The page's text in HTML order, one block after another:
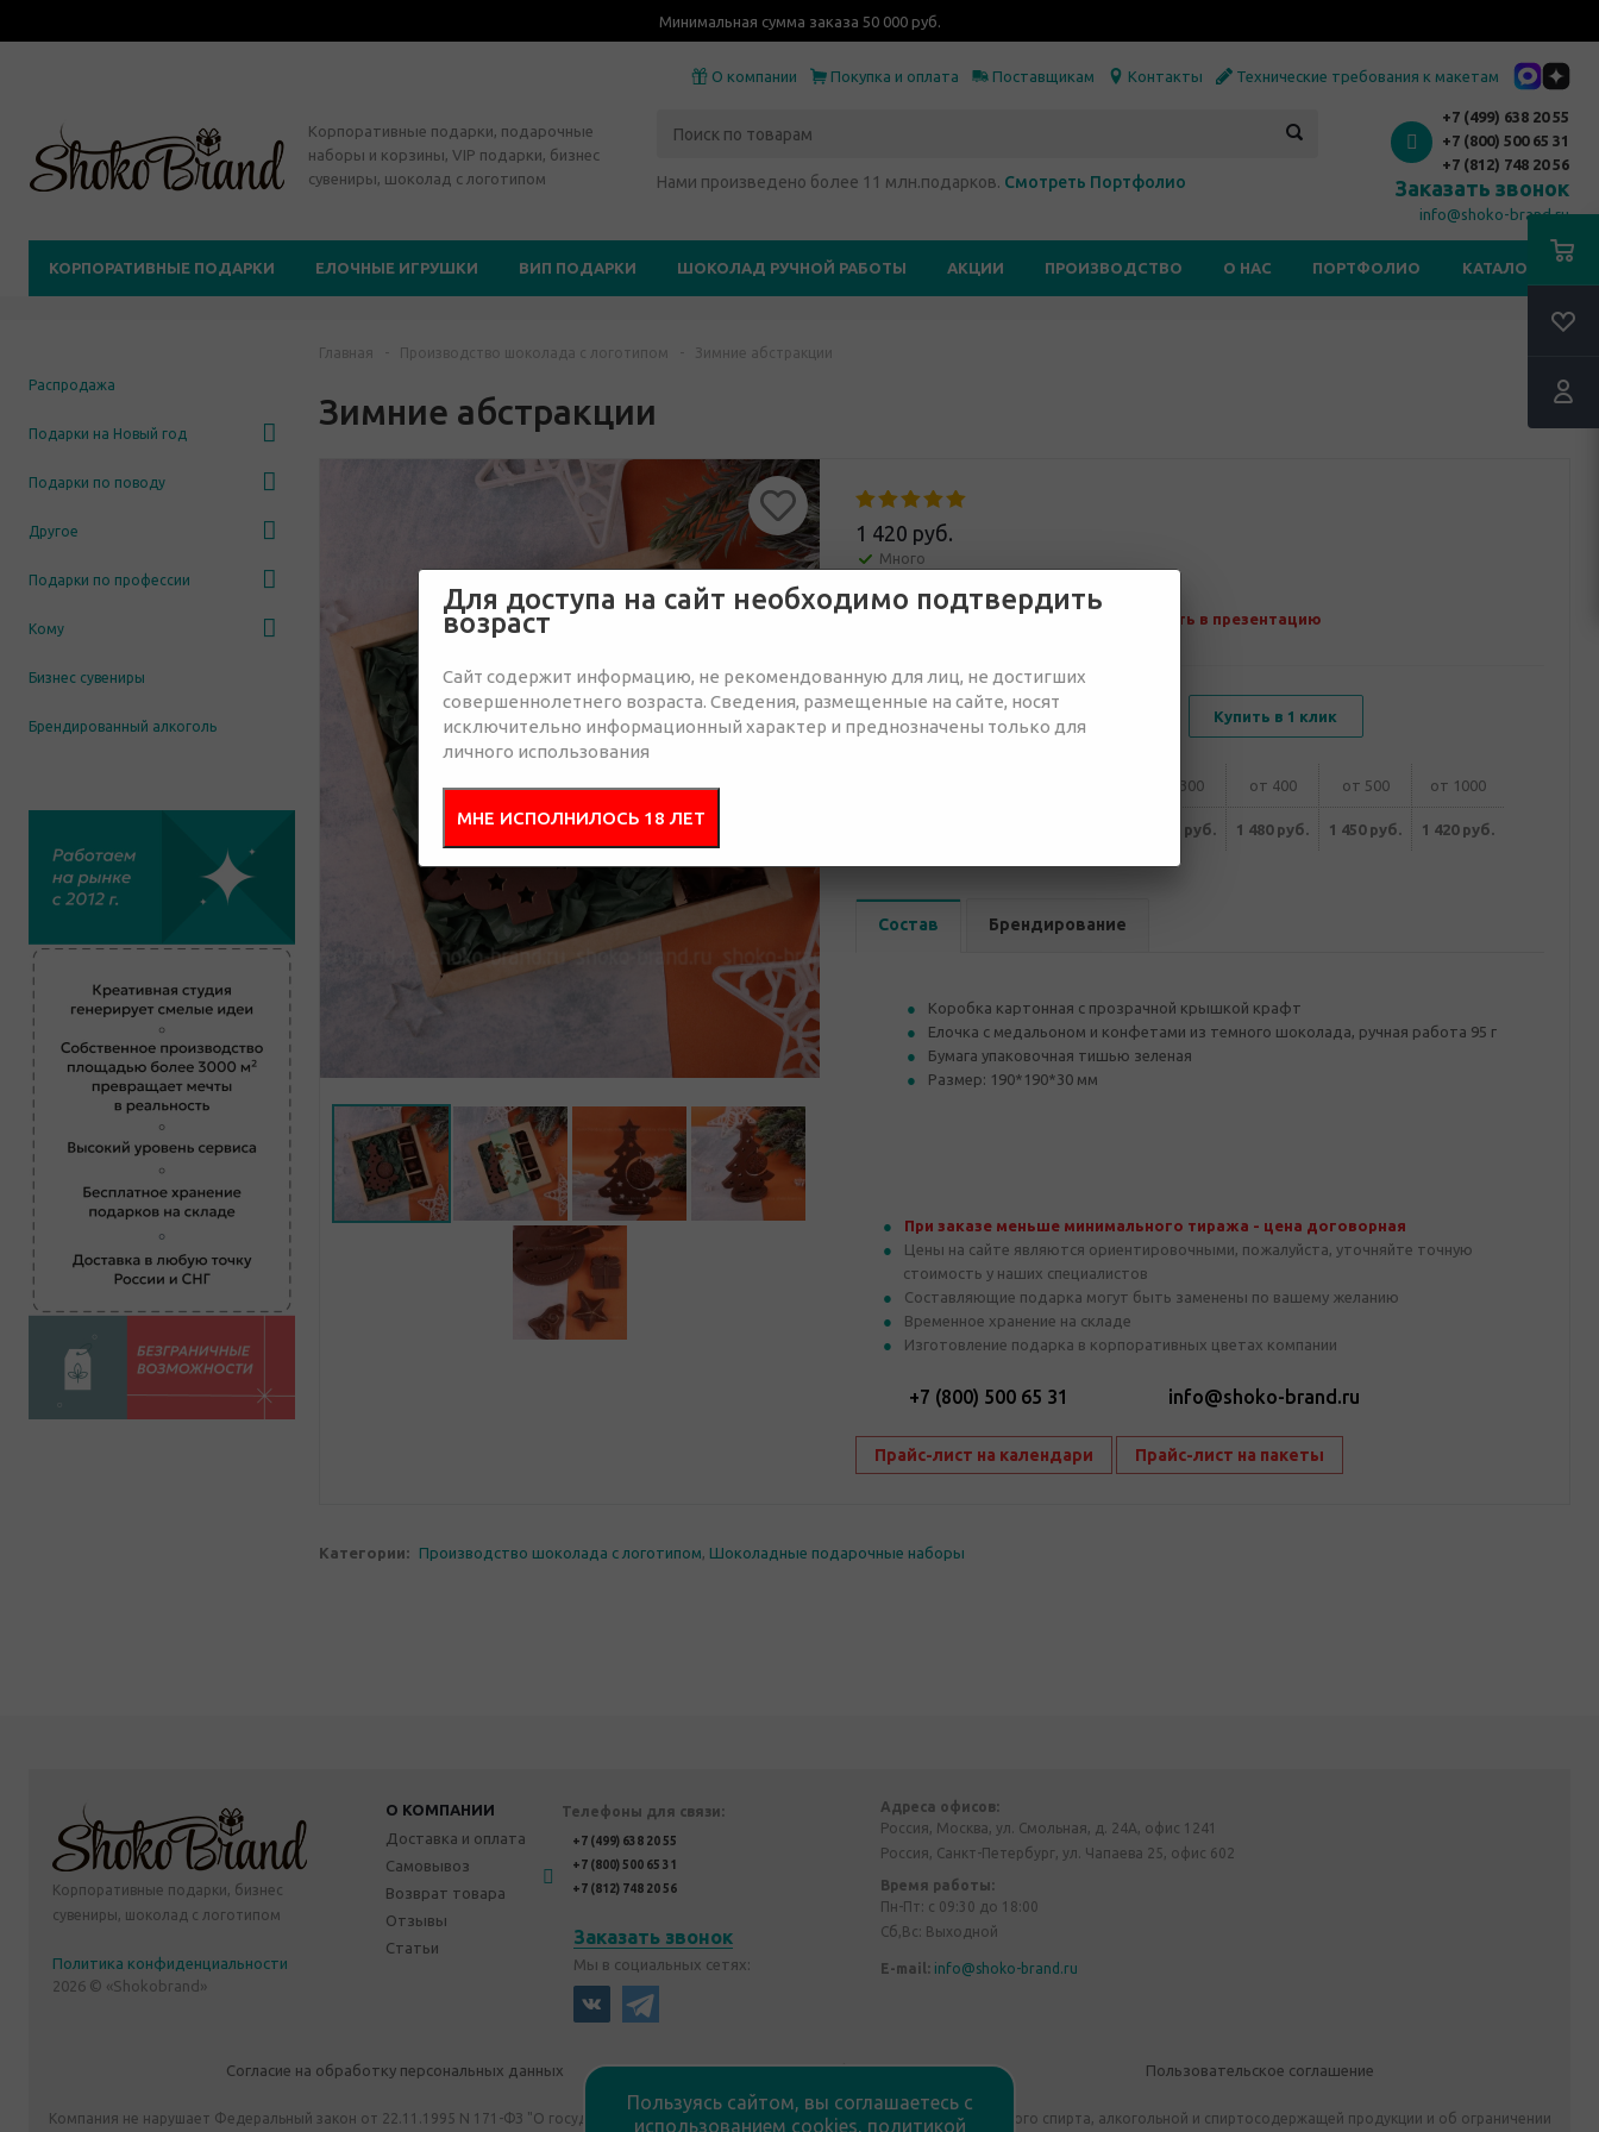
Минимальная сумма заказа 50 000 руб.
О компании Покупка и оплата Поставщикам Контакты Технические требования к макетам
Корпоративные подарки, подарочные
наборы и корзины, VIP подарки, бизнес
сувениры, шоколад с логотипом
Нами произведено более 11 млн.подарков. Смотреть Портфолио
+7 (499) 638 20 55
+7 (800) 500 65 31
+7 (812) 748 20 56
Заказать звонок
info@shoko-brand.ru
КОРПОРАТИВНЫЕ ПОДАРКИ ЕЛОЧНЫЕ ИГРУШКИ ВИП ПОДАРКИ ШОКОЛАД РУЧНОЙ РАБОТЫ АКЦИИ ПРОИЗВОДСТВО О НАС ПОРТФОЛИО КАТАЛОГИ
Распродажа
Подарки на Новый год
Подарки по поводу
Другое
Подарки по профессии
Кому
Бизнес сувениры
Брендированный алкоголь
Главная - Производство шоколада с логотипом - Зимние абстракции
Зимние абстракции
1 420 руб.
Много
Добавить в презентацию
Купить в 1 клик
от 300 от 400 от 500 от 1000
1 510 руб. 1 480 руб. 1 450 руб. 1 420 руб.
Состав Брендирование
Коробка картонная с прозрачной крышкой крафт
Елочка с медальоном и конфетами из темного шоколада, ручная работа 95 г
Бумага упаковочная тишью зеленая
Размер: 190*190*30 мм
При заказе меньше минимального тиража - цена договорная
Цены на сайте являются ориентировочными, пожалуйста, уточняйте точную
стоимость у наших специалистов
Составляющие подарка могут быть заменены по вашему желанию
Временное хранение на складе
Изготовление подарка в корпоративных цветах компании
+7 (800) 500 65 31 info@shoko-brand.ru
Прайс-лист на календари Прайс-лист на пакеты
Категории: Производство шоколада с логотипом, Шоколадные подарочные наборы
Корпоративные подарки, бизнес
сувениры, шоколад с логотипом
Политика конфиденциальности
2026 © «Shokobrand»
О КОМПАНИИ
Доставка и оплата
Самовывоз
Возврат товара
Отзывы
Статьи
Телефоны для связи:
+7 (499) 638 20 55
+7 (800) 500 65 31
+7 (812) 748 20 56
Заказать звонок
Мы в социальных сетях:
Адреса офисов:
Россия, Москва, ул. Смольная, д. 24А, офис 1241
Россия, Санкт-Петербург, ул. Чапаева 25, офис 602
Время работы:
Пн-Пт: с 09:30 до 18:00
Сб,Вс: Выходной
E-mail: info@shoko-brand.ru
Согласие на обработку персональных данных Политика конфиденциальности Пользовательское соглашение
Компания не нарушает Федеральный закон от 22.11.1995 N 171-ФЗ "О государственном регулировании производства и оборота этилового спирта, алкогольной и спиртосодержащей продукции и об ограничении
Для доступа на сайт необходимо подтвердить
возраст
Сайт содержит информацию, не рекомендованную для лиц, не достигших
совершеннолетнего возраста. Сведения, размещенные на сайте, носят
исключительно информационный характер и преднозначены только для
личного использования
МНЕ ИСПОЛНИЛОСЬ 18 ЛЕТ
Пользуясь сайтом, вы соглашаетесь с
использованием cookies, политикой